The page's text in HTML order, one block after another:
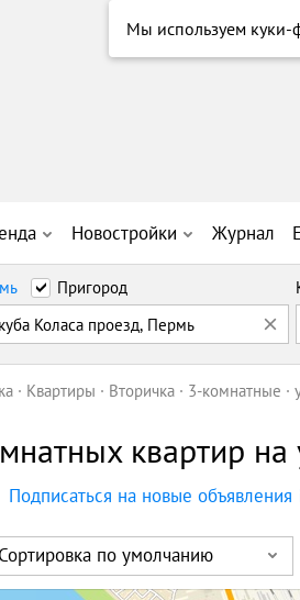
Новостройки Журнал
Пригород
Коласа проезд, Пермь
Квартиры Вторичка 3-комнатные
квартир на
Подписаться на новые объявления
Сортировка по умолчанию
Мы используем куки-